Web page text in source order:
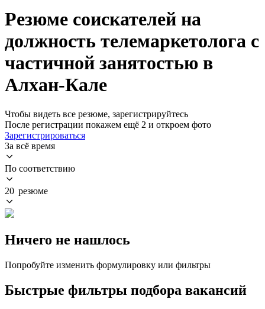
Резюме соискателей на
должность телемаркетолога с
частичной занятостью в
Алхан-Кале
Чтобы видеть все резюме, зарегистрируйтесь
После регистрации покажем ещё 2 и откроем фото
Зарегистрироваться
За всё время
По соответствию
20 резюме
Ничего не нашлось
Попробуйте изменить формулировку или фильтры
Быстрые фильтры подбора вакансий